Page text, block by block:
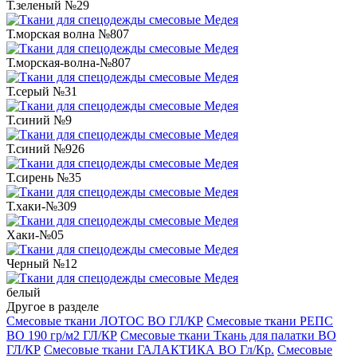
Т.зеленый №29
Т.морская волна №807
Т.морская-волна-№807
Т.серый №31
Т.синий №9
Т.синий №926
Т.сирень №35
Т.хаки-№309
Хаки-№05
Черный №12
белый
Другое в разделе
Смесовые ткани ЛОТОС ВО ГЛ/КР Смесовые ткани РЕПС
ВО 190 гр/м2 ГЛ/КР Смесовые ткани Ткань для палатки ВО
ГЛ/КР Смесовые ткани ГАЛАКТИКА ВО Гл/Кр. Смесовые